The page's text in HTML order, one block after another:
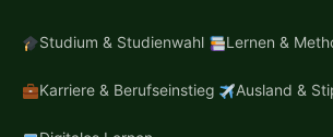
Studium & Studienwahl Lernen &
Karriere & Berufseinstieg Ausland &